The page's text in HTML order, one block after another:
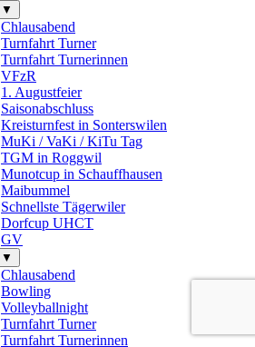
▼
Chlausabend
Turnfahrt Turner
Turnfahrt Turnerinnen
VFzR
1. Augustfeier
Saisonabschluss
Kreisturnfest in Sonterswilen
MuKi / VaKi / KiTu Tag
TGM in Roggwil
Munotcup in Schauffhausen
Maibummel
Schnellste Tägerwiler
Dorfcup UHCT
GV
▼
Chlausabend
Bowling
Volleyballnight
Turnfahrt Turner
Turnfahrt Turnerinnen